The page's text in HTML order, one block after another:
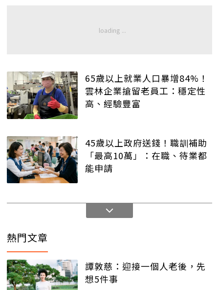
65歲以上就業人口暴增84%！
雲林企業搶留老員工：穩定性
高、經驗豐富
45歲以上政府送錢！職訓補助
「最高10萬」：在職、待業都
能申請
熱門文章
譚敦慈：迎接一個人老後，先
想5件事